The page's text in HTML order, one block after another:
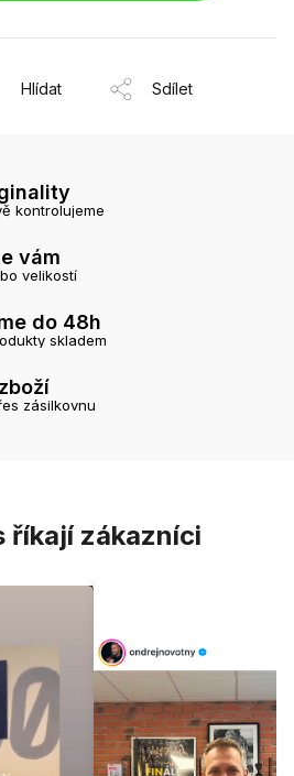
Hlídat Sdílet
kontrolujeme
vám
velikostí
do 48h
skladem
zásilkovnu
říkají zákazníci